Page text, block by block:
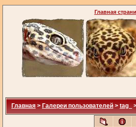
Главная
Главная > Галереи пользователей > tag_